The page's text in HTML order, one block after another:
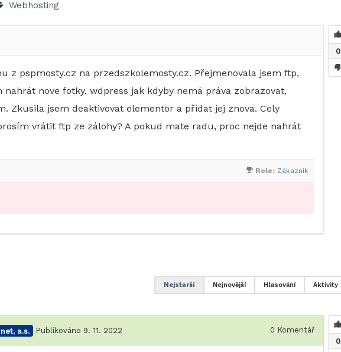
Webhosting
0
z pspmosty.cz na przedszkolemosty.cz. Přejmenovala jsem ftp,
nove fotky, wdpress jak kdyby nemá práva zobrazovat,
Zkusila jsem deaktivovat elementor a přidat jej znova. Cely
vrátit ftp ze zálohy? A pokud mate radu, proc nejde nahrát
Role: Zákazník
Aktivity
Hlasování
Nejnovější
Nejstarší
0
a.s. Publikováno 9. 11. 2022 0 Komentář